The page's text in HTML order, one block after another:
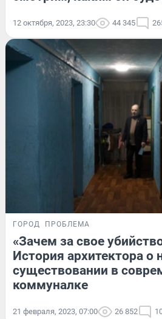
12 октября, 2023, 23:30 44 345
ГОРОД ПРОБЛЕМА
«Зачем за свое
История архитектора
существовании в
коммуналке
21 февраля, 2023, 07:00 26 852